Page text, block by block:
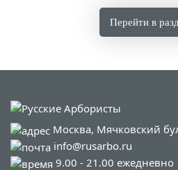
Перейти в
Москва, Мячковский
info@rusarbo.ru
9.00 - 21.00 ежедневно